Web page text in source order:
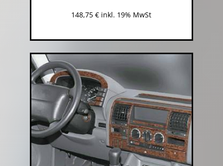
148,75€ inkl. 19% MwSt